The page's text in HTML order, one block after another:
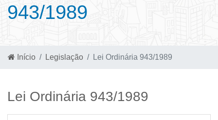
943/1989
Início Legislação Lei Ordinária 943/1989
Lei Ordinária 943/1989